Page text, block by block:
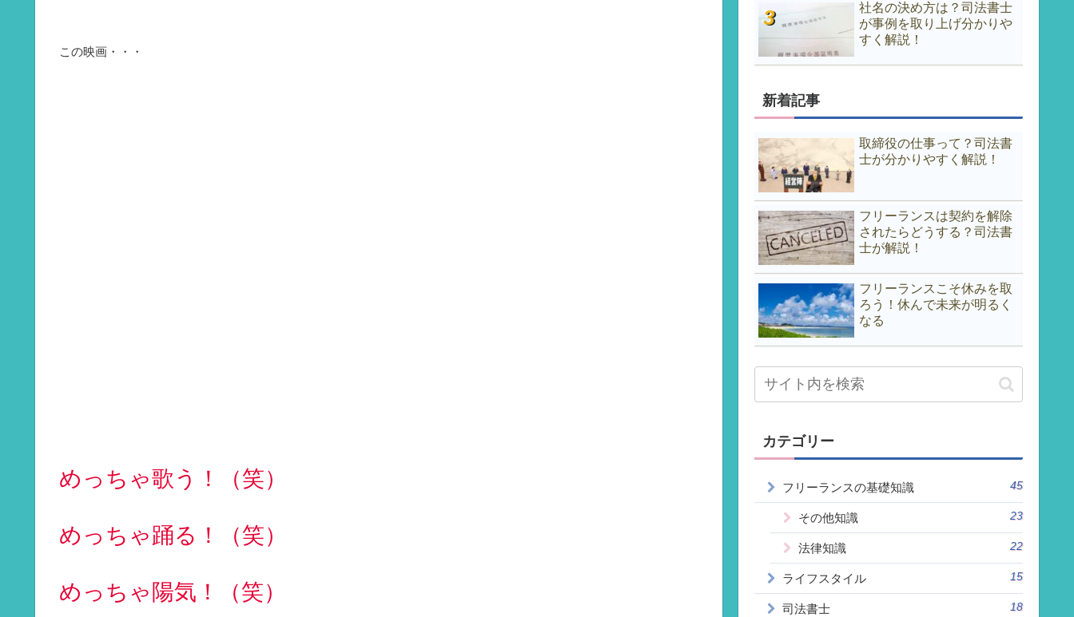
この映画・・・
めっちゃ歌う！（笑）
めっちゃ踊る！（笑）
めっちゃ陽気！（笑）
社名の決め方は？司法書士
が事例を取り上げ分かりや
すく解説！
新着記事
取締役の仕事って？司法書
士が分かりやすく解説！
フリーランスは契約を解除
されたらどうする？司法書
士が解説！
フリーランスこそ休みを取
ろう！休んで未来が明るく
なる
カテゴリー
フリーランスの基礎知識 45
その他知識 23
法律知識 22
ライフスタイル 15
司法書士 18